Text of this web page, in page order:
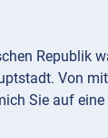
Republik
Von
Sie auf